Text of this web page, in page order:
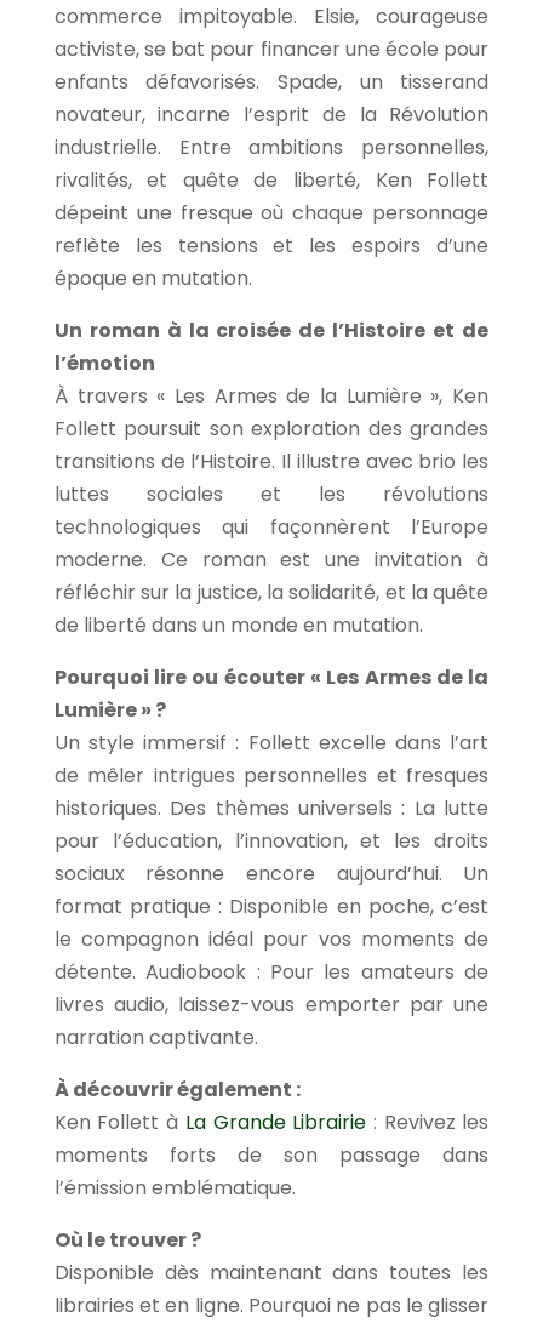
commerce impitoyable. Elsie, courageuse
activiste, se bat pour financer une école pour
enfants défavorisés. Spade, un tisserand
novateur, incarne l’esprit de la Révolution
industrielle. Entre ambitions personnelles,
rivalités, et quête de liberté, Ken Follett
dépeint une fresque où chaque personnage
reflète les tensions et les espoirs d’une
époque en mutation.
Un roman à la croisée de l’Histoire et de
l’émotion
À travers « Les Armes de la Lumière », Ken
Follett poursuit son exploration des grandes
transitions de l’Histoire. Il illustre avec brio les
luttes sociales et les révolutions
technologiques qui façonnèrent l’Europe
moderne. Ce roman est une invitation à
réfléchir sur la justice, la solidarité, et la quête
de liberté dans un monde en mutation.
Pourquoi lire ou écouter « Les Armes de la
Lumière » ?
Un style immersif : Follett excelle dans l’art
de mêler intrigues personnelles et fresques
historiques. Des thèmes universels : La lutte
pour l’éducation, l’innovation, et les droits
sociaux résonne encore aujourd’hui. Un
format pratique : Disponible en poche, c’est
le compagnon idéal pour vos moments de
détente. Audiobook : Pour les amateurs de
livres audio, laissez-vous emporter par une
narration captivante.
À découvrir également :
Ken Follett à La Grande Librairie : Revivez les
moments forts de son passage dans
l’émission emblématique.
Où le trouver ?
Disponible dès maintenant dans toutes les
librairies et en ligne. Pourquoi ne pas le glisser